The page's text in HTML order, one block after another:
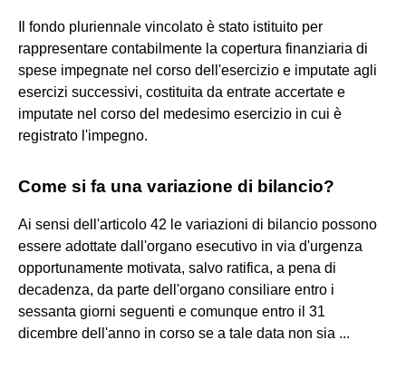
Il fondo pluriennale vincolato è stato istituito per
rappresentare contabilmente la copertura finanziaria di
spese impegnate nel corso dell'esercizio e imputate agli
esercizi successivi, costituita da entrate accertate e
imputate nel corso del medesimo esercizio in cui è
registrato l'impegno.
Come si fa una variazione di bilancio?
Ai sensi dell'articolo 42 le variazioni di bilancio possono
essere adottate dall'organo esecutivo in via d'urgenza
opportunamente motivata, salvo ratifica, a pena di
decadenza, da parte dell'organo consiliare entro i
sessanta giorni seguenti e comunque entro il 31
dicembre dell'anno in corso se a tale data non sia ...